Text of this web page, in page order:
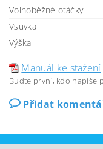
Volnoběžné otáčky
Vsuvka
Výška
Manuál ke stažení
Buďte první, kdo napíše
Přidat